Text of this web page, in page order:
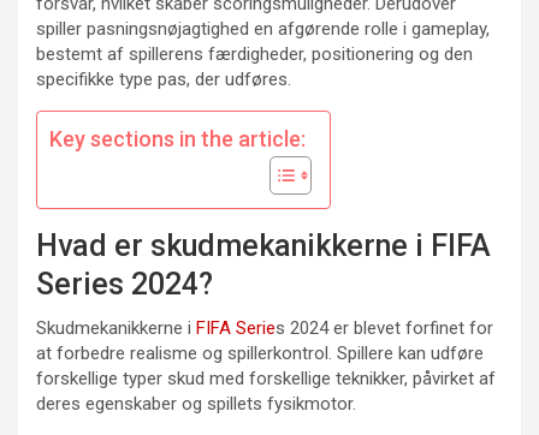
spiller pasningsnøjagtighed en afgørende rolle i gameplay,
bestemt af spillerens færdigheder, positionering og den
specifikke type pas, der udføres.
Key sections in the article:
Hvad er skudmekanikkerne i FIFA
Series 2024?
Skudmekanikkerne i FIFA Series 2024 er blevet forfinet for
at forbedre realisme og spillerkontrol. Spillere kan udføre
forskellige typer skud med forskellige teknikker, påvirket af
deres egenskaber og spillets fysikmotor.